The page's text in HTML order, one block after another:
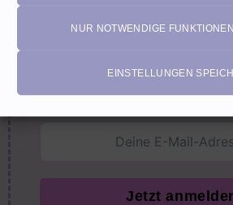
NUR NOTWENDIGE
EINSTELLUNGEN
ExklusiveRabatte• Benachrichtigung
nächste Bestellung (Gutscheine
Jetzt